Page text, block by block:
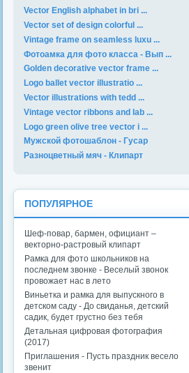
Vector English alphabet in bri ...
Vector set of design colorful ...
Vintage frame on seamless luxu ...
Фотоамка для фото класса - Вып ...
Golden decorative vector frame ...
Logo ballet vector illustratio ...
Vector illustrations with tedd ...
Vintage vector ribbons and lab ...
Logo green olive tree vector i ...
Мужской фотошаблон - Гусар
Разноцветный мяч - Клипарт
ПОПУЛЯРНОЕ
Шеф-повар, бармен, официант –
векторно-растровый клипарт
Рамка для фото школьников на
последнем звонке - Веселый звонок
провожает нас в лето
Виньетка и рамка для выпускного в
детском саду - До свиданья, детский
садик, будет грустно без тебя
Детальная цифровая фотография
(2017)
Приглашения - Пусть праздник весело
звенит